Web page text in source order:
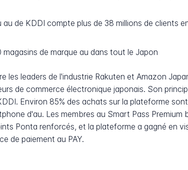
au de KDDI compte plus de 38 millions de clients
magasins de marque au dans tout le Japon
les leaders de l'industrie Rakuten et Amazon
de commerce électronique japonais. Son
Environ 85% des achats sur la plateforme
d'au. Les membres au Smart Pass
Ponta renforcés, et la plateforme a gagné en
de paiement au PAY.